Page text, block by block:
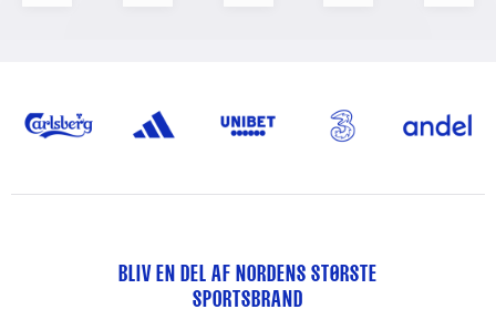
BLIV EN DEL AF NORDENS STØRSTE
SPORTSBRAND